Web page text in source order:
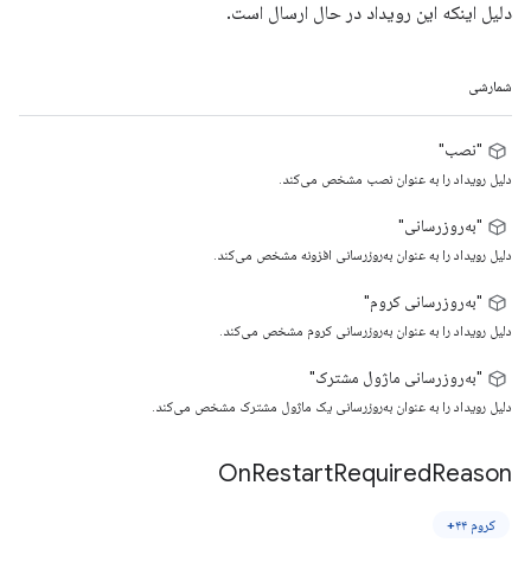
دلیل اینکه این رویداد در حال ارسال است.
شمارشی
"نصب"
دلیل رویداد را به عنوان نصب مشخص می‌کند.
"به‌روزرسانی"
دلیل رویداد را به عنوان به‌روزرسانی افزونه مشخص می‌کند.
"به‌روزرسانی کروم"
دلیل رویداد را به عنوان به‌روزرسانی کروم مشخص می‌کند.
"به‌روزرسانی ماژول مشترک"
دلیل رویداد را به عنوان به‌روزرسانی یک ماژول مشترک مشخص می‌کند.
OnRestartRequiredReason
کروم ۴۴+